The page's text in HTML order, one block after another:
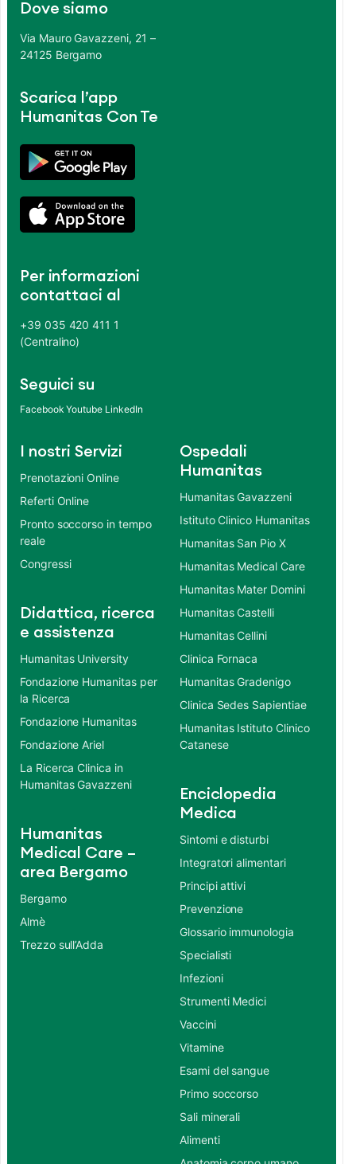
Dove siamo
Via Mauro Gavazzeni, 21 –
24125 Bergamo
Scarica l’app
Humanitas Con Te
Per informazioni
contattaci al
+39 035 420 411 1
(Centralino)
Seguici su
Facebook Youtube LinkedIn
I nostri Servizi
Prenotazioni Online
Referti Online
Pronto soccorso in tempo
reale
Congressi
Didattica, ricerca
e assistenza
Humanitas University
Fondazione Humanitas per
la Ricerca
Fondazione Humanitas
Fondazione Ariel
La Ricerca Clinica in
Humanitas Gavazzeni
Humanitas
Medical Care –
area Bergamo
Bergamo
Almè
Trezzo sull’Adda
Ospedali
Humanitas
Humanitas Gavazzeni
Istituto Clinico Humanitas
Humanitas San Pio X
Humanitas Medical Care
Humanitas Mater Domini
Humanitas Castelli
Humanitas Cellini
Clinica Fornaca
Humanitas Gradenigo
Clinica Sedes Sapientiae
Humanitas Istituto Clinico
Catanese
Enciclopedia
Medica
Sintomi e disturbi
Integratori alimentari
Principi attivi
Prevenzione
Glossario immunologia
Specialisti
Infezioni
Strumenti Medici
Vaccini
Vitamine
Esami del sangue
Primo soccorso
Sali minerali
Alimenti